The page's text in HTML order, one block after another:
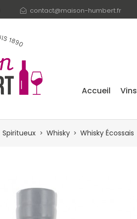
contact@maison-humbert.fr
Accueil Vins
Spiritueux Whisky Whisky Écossais